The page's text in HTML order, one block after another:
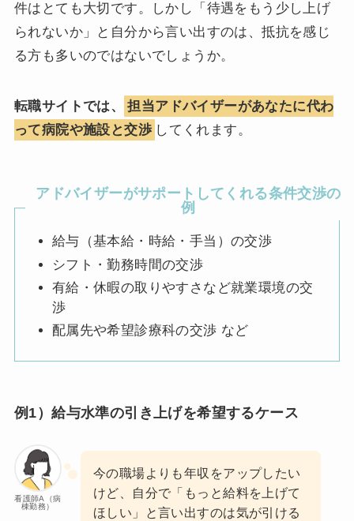
件はとても大切です。しかし「待遇をもう少し上げ
られないか」と自分から言い出すのは、抵抗を感じ
る方も多いのではないでしょうか。
転職サイトでは、
担当アドバイザーがあなたに代わ
って病院や施設と交渉 してくれます。
アドバイザーがサポートしてくれる条件交渉の
例
給与（基本給・時給・手当）の交渉
シフト・勤務時間の交渉
有給・休暇の取りやすさなど就業環境の交
渉
配属先や希望診療科の交渉 など
例1）給与水準の引き上げを希望するケース
看護師A（病
棟勤務）
今の職場よりも年収をアップしたい
けど、自分で「もっと給料を上げて
ほしい」と言い出すのは気が引ける